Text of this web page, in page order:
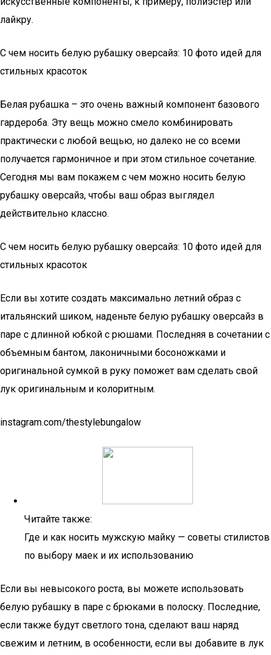
лайкру.
С чем носить белую рубашку оверсайз: 10 фото идей для
стильных красоток
Белая рубашка – это очень важный компонент базового
гардероба. Эту вещь можно смело комбинировать
практически с любой вещью, но далеко не со всеми
получается гармоничное и при этом стильное сочетание.
Сегодня мы вам покажем с чем можно носить белую
рубашку оверсайз, чтобы ваш образ выглядел
действительно классно.
С чем носить белую рубашку оверсайз: 10 фото идей для
стильных красоток
Если вы хотите создать максимально летний образ с
итальянский шиком, наденьте белую рубашку оверсайз в
паре с длинной юбкой с рюшами. Последняя в сочетании с
объемным бантом, лаконичными босоножками и
оригинальной сумкой в руку поможет вам сделать свой
лук оригинальным и колоритным.
instagram.com/thestylebungalow
Читайте также:
Где и как носить мужскую майку — советы стилистов
по выбору маек и их использованию
Если вы невысокого роста, вы можете использовать
белую рубашку в паре с брюками в полоску. Последние,
если также будут светлого тона, сделают ваш наряд
свежим и летним, в особенности, если вы добавите в лук